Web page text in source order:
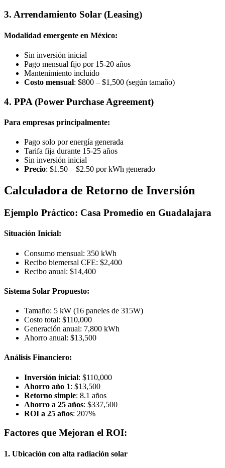
3. Arrendamiento Solar (Leasing)
Modalidad emergente en México:
Sin inversión inicial
Pago mensual fijo por 15-20 años
Mantenimiento incluido
Costo mensual: $800 – $1,500 (según tamaño)
4. PPA (Power Purchase Agreement)
Para empresas principalmente:
Pago solo por energía generada
Tarifa fija durante 15-25 años
Sin inversión inicial
Precio: $1.50 – $2.50 por kWh generado
Calculadora de Retorno de Inversión
Ejemplo Práctico: Casa Promedio en Guadalajara
Situación Inicial:
Consumo mensual: 350 kWh
Recibo biemersal CFE: $2,400
Recibo anual: $14,400
Sistema Solar Propuesto:
Tamaño: 5 kW (16 paneles de 315W)
Costo total: $110,000
Generación anual: 7,800 kWh
Ahorro anual: $13,500
Análisis Financiero:
Inversión inicial: $110,000
Ahorro año 1: $13,500
Retorno simple: 8.1 años
Ahorro a 25 años: $337,500
ROI a 25 años: 207%
Factores que Mejoran el ROI:
1. Ubicación con alta radiación solar